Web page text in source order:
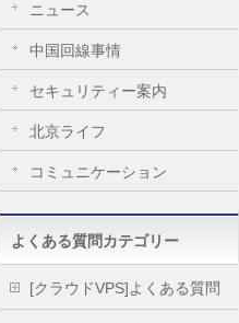
ニュース
中国回線事情
セキュリティー案内
北京ライフ
コミュニケーション
よくある質問カテゴリー
[クラウドVPS]よくある質問